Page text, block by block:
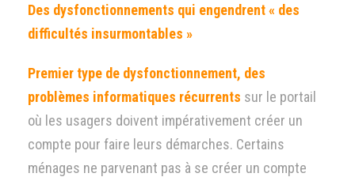
Des dysfonctionnements qui engendrent « des
difficultés insurmontables »
Premier type de dysfonctionnement, des
problèmes informatiques récurrents sur le portail
où les usagers doivent impérativement créer un
compte pour faire leurs démarches. Certains
ménages ne parvenant pas à se créer un compte